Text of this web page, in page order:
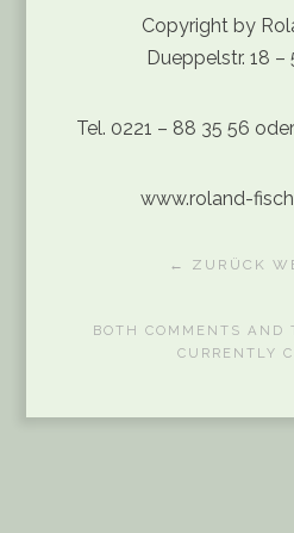
Copyright by
Dueppelstr. 18 –
Tel. 0221 – 88 35 56
www.roland-
← ZURÜCK
BOTH COMMENTS AND
CURRENTLY